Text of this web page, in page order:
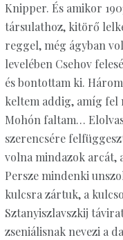
Knipper. És amikor
társulathoz, kitörő
reggel, még ágyban
levelében Csehov
és bontottam ki.
keltem addig, amíg fel
Mohón faltam…
szerencsére
volna mindazok arcát,
Persze mindenki
kulcsra zártuk, a
Sztanyiszlavszkij
zseniálisnak nevezi a